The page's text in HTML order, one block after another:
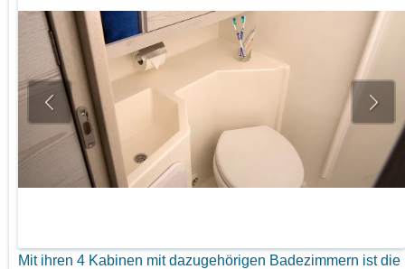
Mit ihren 4 Kabinen mit dazugehörigen Badezimmern ist die